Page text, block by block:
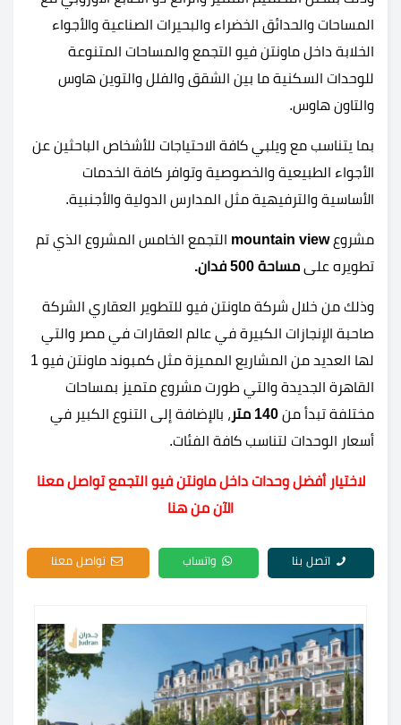
المساحات والحدائق الخضراء والبحيرات الصناعية والأجواء
الخلابة داخل ماونتن فيو التجمع والمساحات المتنوعة
للوحدات السكنية ما بين الشقق والفلل والتوين هاوس
والتاون هاوس.
بما يتناسب مع ويلبي كافة الاحتياجات للأشخاص الباحثين عن
الأجواء الطبيعية والخصوصية وتوافر كافة الخدمات
الأساسية والترفيهية مثل المدارس الدولية والأجنبية.
مشروعmountain view التجمع الخامس المشروع الذي تم
تطويره على مساحة 500 فدان.
وذلك من خلال شركة ماونتن فيو للتطوير العقاري الشركة
صاحبة الإنجازات الكبيرة في عالم العقارات في مصر والتي
لها العديد من المشاريع المميزة مثل كمبوند ماونتن فيو 1
القاهرة الجديدة والتي طورت مشروع متميز بمساحات
مختلفة تبدأ من 140 متر
، بالإضافة إلى التنوع الكبير في
أسعار الوحدات لتناسب كافة الفئات.
لاختيار أفضل وحدات داخل ماونتن فيو التجمعتواصل معنا
الآن من هنا
اتصل بنا واتساب تواصل معنا